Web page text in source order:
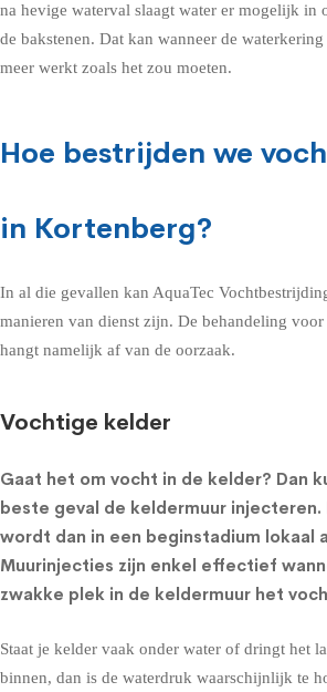
na hevige waterval slaagt water er mogelijk in
de bakstenen. Dat kan wanneer de
meer werkt zoals het zou moeten.
Hoe bestrijden we
in Kortenberg?
In al die gevallen kan AquaTec
manieren van dienst zijn. De behandeling
hangt namelijk af van de oorzaak.
Vochtige kelder
Gaat het om vocht in de kelder? Dan
beste geval de keldermuur injecteren.
wordt dan in een beginstadium lokaal
Muurinjecties zijn enkel effectief
zwakke plek in de keldermuur het
Staat je kelder vaak onder water of dringt het
binnen, dan is de waterdruk waarschijnlijk te